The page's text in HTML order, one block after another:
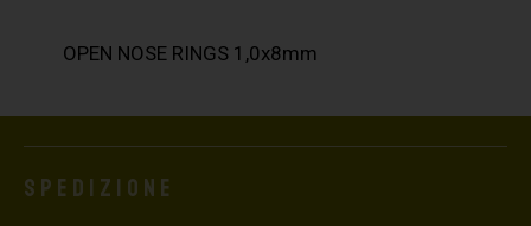
OPEN NOSE RINGS 1,0x8mm
Spedizione